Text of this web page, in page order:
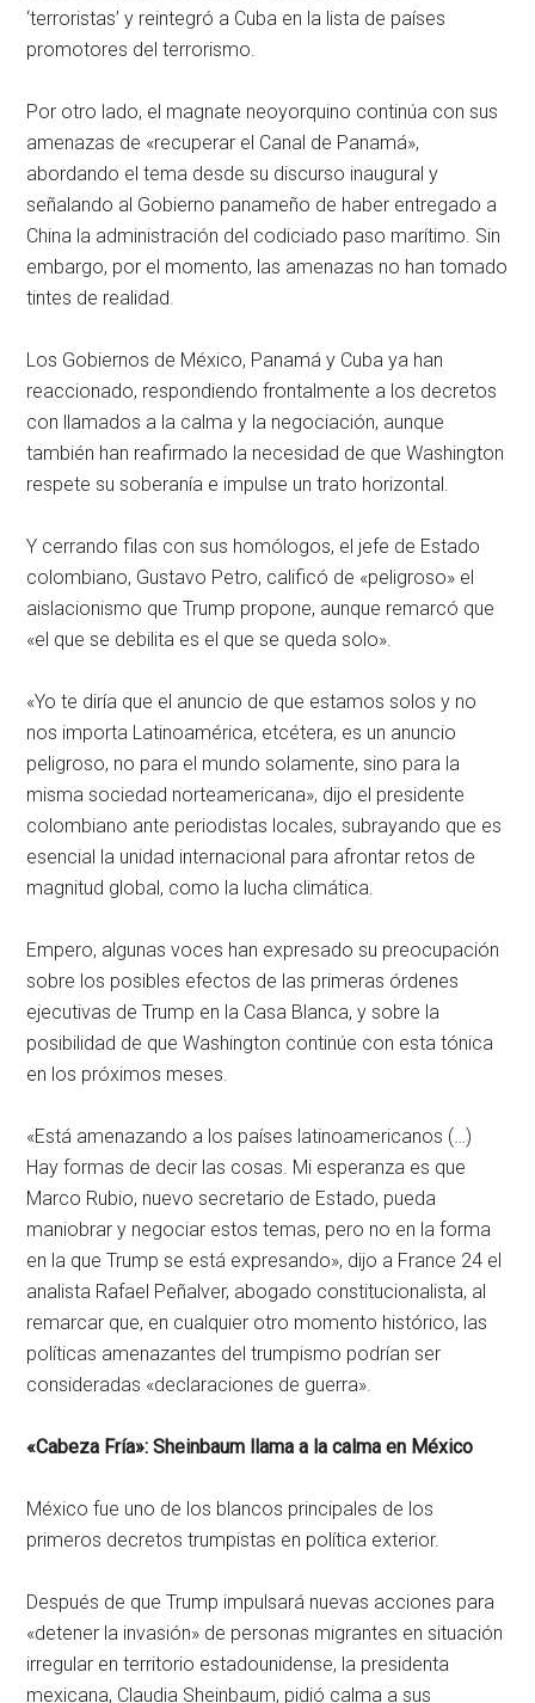
‘terroristas’ y reintegró a Cuba en la lista de países
promotores del terrorismo.
Por otro lado, el magnate neoyorquino continúa con sus
amenazas de «recuperar el Canal de Panamá»,
abordando el tema desde su discurso inaugural y
señalando al Gobierno panameño de haber entregado a
China la administración del codiciado paso marítimo. Sin
embargo, por el momento, las amenazas no han tomado
tintes de realidad.
Los Gobiernos de México, Panamá y Cuba ya han
reaccionado, respondiendo frontalmente a los decretos
con llamados a la calma y la negociación, aunque
también han reafirmado la necesidad de que Washington
respete su soberanía e impulse un trato horizontal.
Y cerrando filas con sus homólogos, el jefe de Estado
colombiano, Gustavo Petro, calificó de «peligroso» el
aislacionismo que Trump propone, aunque remarcó que
«el que se debilita es el que se queda solo».
«Yo te diría que el anuncio de que estamos solos y no
nos importa Latinoamérica, etcétera, es un anuncio
peligroso, no para el mundo solamente, sino para la
misma sociedad norteamericana», dijo el presidente
colombiano ante periodistas locales, subrayando que es
esencial la unidad internacional para afrontar retos de
magnitud global, como la lucha climática.
Empero, algunas voces han expresado su preocupación
sobre los posibles efectos de las primeras órdenes
ejecutivas de Trump en la Casa Blanca, y sobre la
posibilidad de que Washington continúe con esta tónica
en los próximos meses.
«Está amenazando a los países latinoamericanos (…)
Hay formas de decir las cosas. Mi esperanza es que
Marco Rubio, nuevo secretario de Estado, pueda
maniobrar y negociar estos temas, pero no en la forma
en la que Trump se está expresando», dijo a France 24 el
analista Rafael Peñalver, abogado constitucionalista, al
remarcar que, en cualquier otro momento histórico, las
políticas amenazantes del trumpismo podrían ser
consideradas «declaraciones de guerra».
«Cabeza Fría»: Sheinbaum llama a la calma en México
México fue uno de los blancos principales de los
primeros decretos trumpistas en política exterior.
Después de que Trump impulsará nuevas acciones para
«detener la invasión» de personas migrantes en situación
irregular en territorio estadounidense, la presidenta
mexicana, Claudia Sheinbaum, pidió calma a sus